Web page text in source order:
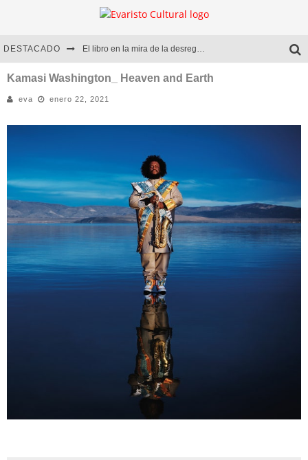
DESTACADO El libro en la mira de la desregulación
Marcelo Rubio | El llovedor
Diego Meret | Hotel Acapulco
Kamasi Washington_ Heaven and Earth
eva enero 22, 2021